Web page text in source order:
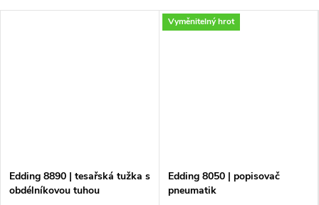
Edding 8890 | tesařská tužka s
obdélníkovou tuhou
Vyměnitelný hrot
Edding 8050 | popisovač
pneumatik